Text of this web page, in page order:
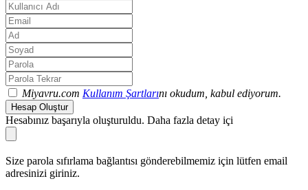
Miyavru.com Kullanım Şartlarını okudum, kabul ediyorum.
Hesap Oluştur
Hesabınız başarıyla oluşturuldu. Daha fazla detay içi
Size parola sıfırlama bağlantısı gönderebilmemiz için lütfen email
adresinizi giriniz.